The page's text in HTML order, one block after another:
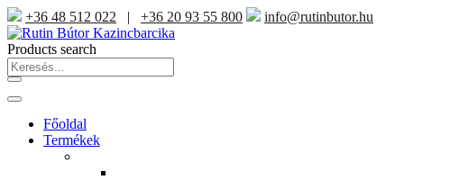
+36 48 512 022 | +36 20 93 55 800 info@rutinbutor.hu
Products search
Főoldal
Termékek